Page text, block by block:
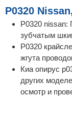
P0320
P0320 nissan:
зубчатым
P0320
жгута
Киа опирус
других
осмотр и